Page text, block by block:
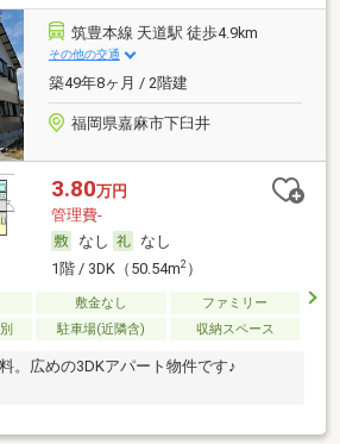
筑豊本線 天道駅 徒歩4.9km
その他の交通
築49年8ヶ月 / 2階建
福岡県嘉麻市下臼井
3.80万円
管理費-
なし
なし
1階 / 3DK（50.54m2）
敷金なし
ファミリー
駐車場(近隣含) 収納スペース
。広めの3DKアパート物件です♪